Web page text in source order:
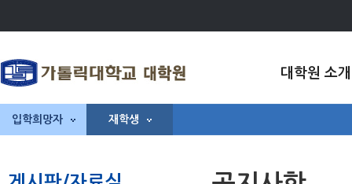
대학원 소개
입학희망자 재학생